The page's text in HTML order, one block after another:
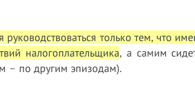
руководствоваться только тем, что
налогоплательщика, а самим
– по другим эпизодам).